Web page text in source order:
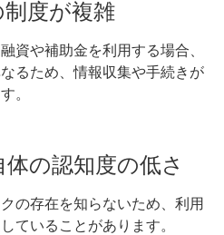
度が複雑
資や補助金を利用する場合、
るため、情報収集や手続きが
。
の認知度の低さ
の存在を知らないため、利用
ていることがあります。